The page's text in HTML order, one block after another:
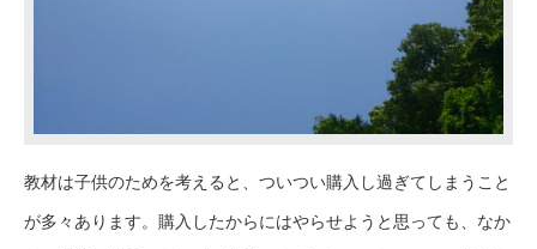
教材は子供のためを考えると、ついつい購入し過ぎてしまうこと
が多々あります。購入したからにはやらせようと思っても、なか